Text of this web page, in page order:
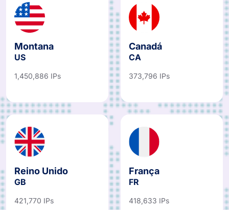
Montana
US
1,450,886 IPs
Canadá
CA
373,796 IPs
Reino Unido
GB
421,770 IPs
França
FR
418,633 IPs